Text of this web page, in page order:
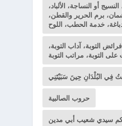
أو النساجة، الألباد،
برم الحرير والقطن،
خدمة الحطب، اللوح
التوبة، آداب التوبة،
على التوبة، مراتب التوبة
فِي البُلْدَانِ حِينَ سَبَيْتَنِي
حروب الصالبية
سيدي شعيب أبي مدين